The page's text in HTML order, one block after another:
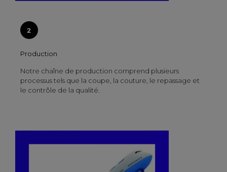
Production
Notre chaîne de production comprend plusieurs
processus tels que la coupe, la couture, le repassage et
le contrôle de la qualité.